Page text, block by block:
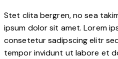
Stet clita bergren, no sea
ipsum dolor sit amet. Lorem
consetetur sadipscing elitr
tempor invidunt ut labore et